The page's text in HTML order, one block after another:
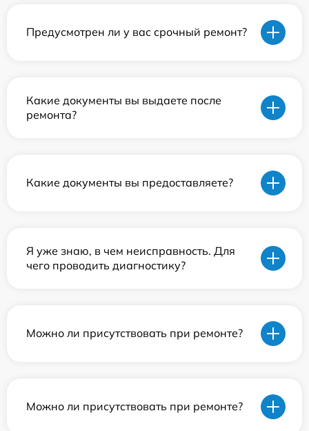
Предусмотрен ли у вас срочный ремонт?
Какие документы вы выдаете после
ремонта?
Какие документы вы предоставляете?
Я уже знаю, в чем неисправность. Для
чего проводить диагностику?
Можно ли присутствовать при ремонте?
Можно ли присутствовать при ремонте?